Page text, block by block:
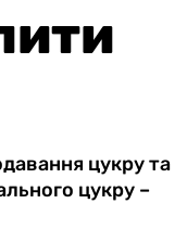
цукру та
цукру –